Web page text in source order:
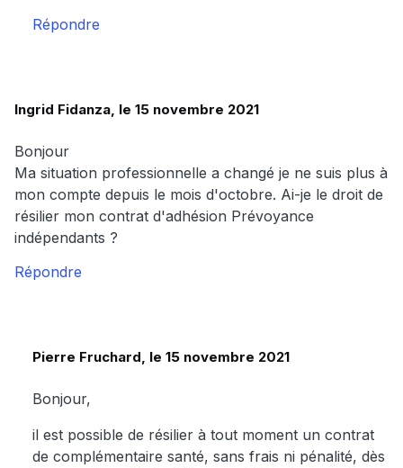
Répondre
Ingrid Fidanza, le 15 novembre 2021
Bonjour
Ma situation professionnelle a changé je ne suis plus à
mon compte depuis le mois d'octobre. Ai-je le droit de
résilier mon contrat d'adhésion Prévoyance
indépendants ?
Répondre
Pierre Fruchard, le 15 novembre 2021
Bonjour,
il est possible de résilier à tout moment un contrat
de complémentaire santé, sans frais ni pénalité, dès